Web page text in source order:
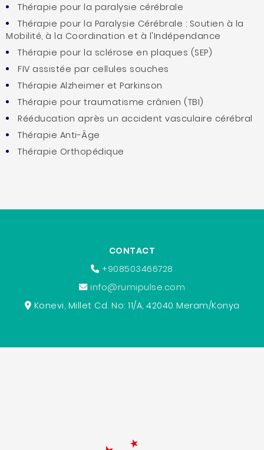
Thérapie pour la paralysie cérébrale
Thérapie pour la Paralysie Cérébrale : Soutien à la
Mobilité, à la Coordination et à l'Indépendance
Thérapie pour la sclérose en plaques (SEP)
FIV assistée par cellules souches
Thérapie Alzheimer et Parkinson
Thérapie pour traumatisme crânien (TBI)
Rééducation après un accident vasculaire cérébral
Thérapie Anti-Âge
Thérapie Orthopédique
CONTACT
+908503466728
info@rumipulse.com
Konevi, Millet Cd. No: 11/A, 42040 Meram/Konya